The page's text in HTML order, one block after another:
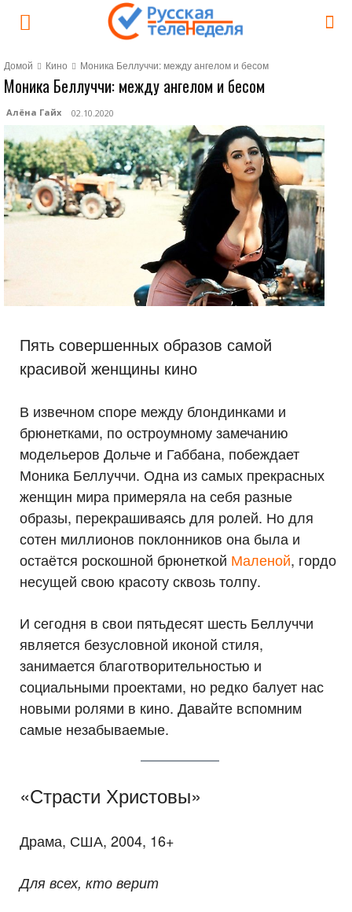
Домой Кино Моника Беллуччи: между ангелом и бесом
Моника Беллуччи: между ангелом и бесом
Алёна Гайх 02.10.2020
Пять совершенных образов самой
красивой женщины кино
В извечном споре между блондинками и
брюнетками, по остроумному замечанию
модельеров Дольче и Габбана, побеждает
Моника Беллуччи. Одна из самых прекрасных
женщин мира примеряла на себя разные
образы, перекрашиваясь для ролей. Но для
сотен миллионов поклонников она была и
остаётся роскошной брюнеткой Маленой, гордо
несущей свою красоту сквозь толпу.
И сегодня в свои пятьдесят шесть Беллуччи
является безусловной иконой стиля,
занимается благотворительностью и
социальными проектами, но редко балует нас
новыми ролями в кино. Давайте вспомним
самые незабываемые.
«Страсти Христовы»
Драма, США, 2004, 16+
Для всех, кто верит